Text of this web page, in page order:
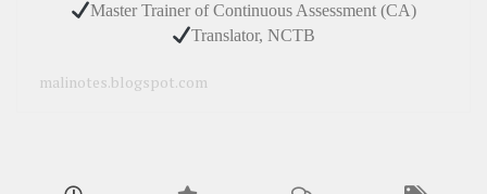
Master Trainer of Continuous Assessment (CA)
Translator, NCTB
malinotes.blogspot.com